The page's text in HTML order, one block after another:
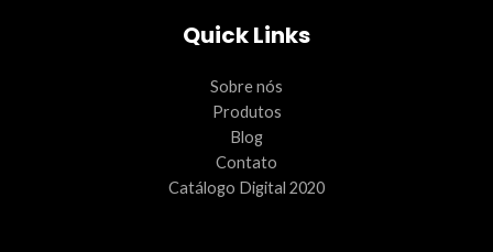
Quick Links
Sobre nós
Produtos
Blog
Contato
Catálogo Digital 2020